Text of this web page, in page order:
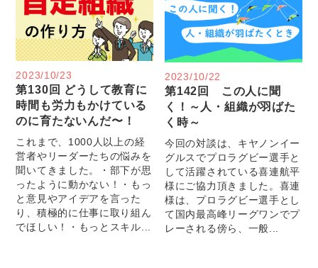
2023/10/23
第130回 どうして教育に
時間も労力もかけている
のに育たないんだ〜！
これまで、1000人以上の経
営者やリーダーたちの悩みを
聞いてきました。・部下が思
ったように動かない！・もっ
と意見やアイデアを言った
り、積極的に仕事に取り組ん
でほしい！・もっとスキル...
2023/10/22
第142回 この人に聞
く！～人・組織が羽ばた
く時～
今回の対談は、キヤノンイー
グルスでプロラグビー選手と
して活躍されている喜連航平
様にご協力頂きました。喜連
様は、プロラグビー選手とし
て国内最高峰リーグワンでプ
レーされる傍ら、一般...